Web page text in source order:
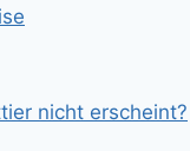
nicht erscheint?